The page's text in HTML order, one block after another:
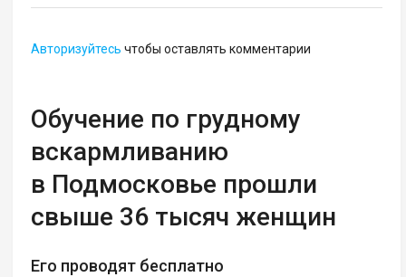
Авторизуйтесь чтобы оставлять комментарии
Обучение по грудному
вскармливанию
в Подмосковье прошли
свыше 36 тысяч женщин
Его проводят бесплатно